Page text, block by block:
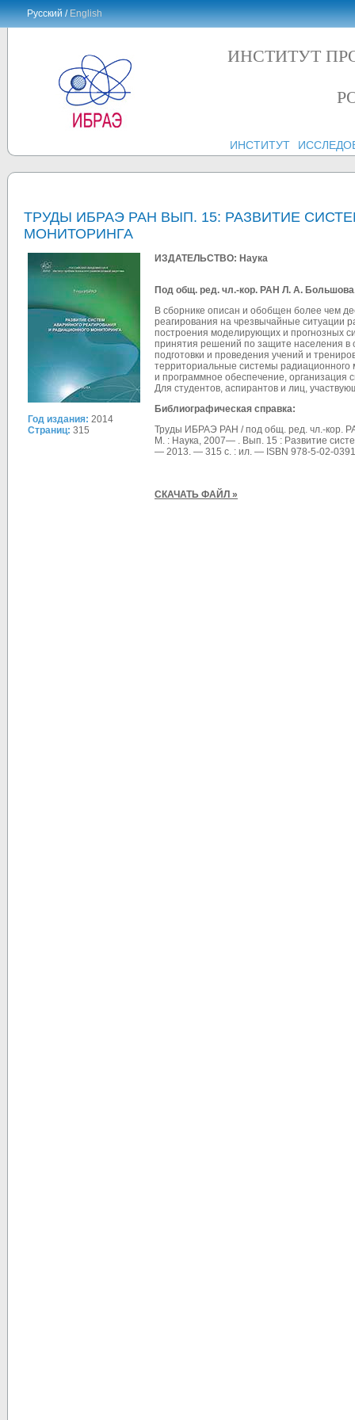
Русский /English
ИНСТИТУТ
ИНСТИТУТ
ТРУДЫ ИБРАЭ РАН ВЫП. 15: РАЗВИТИЕ
МОНИТОРИНГА
Год издания: 2014
Страниц: 315
ИЗДАТЕЛЬСТВО: Наука
Под общ. ред. чл.-кор. РАН Л. А.
В сборнике описан и обобщен более чем
реагирования на чрезвычайные ситуации
построения моделирующих и прогнозных
принятия решений по защите населения
подготовки и проведения учений и
территориальные системы
и программное обеспечение, организация
Для студентов, аспирантов и лиц,
Библиографическая справка:
Труды ИБРАЭ РАН / под общ. ред. чл.-кор.
М. : Наука, 2007— . Вып. 15 : Развитие
— 2013. — 315 с. : ил. — ISBN 978-5-02-
СКАЧАТЬ ФАЙЛ »